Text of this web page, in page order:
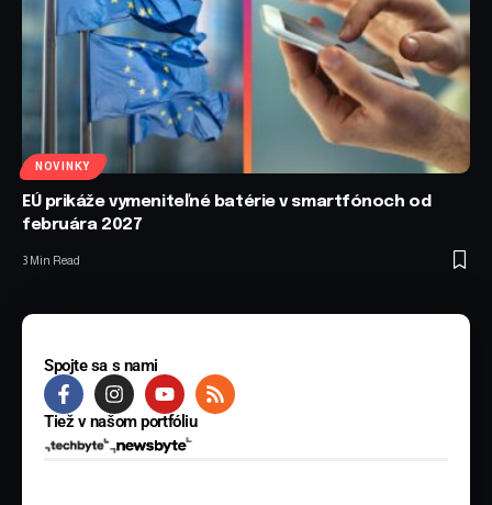
NOVINKY
EÚ prikáže vymeniteľné batérie v smartfónoch od
februára 2027
3 Min Read
Spojte sa s nami
Tiež v našom portfóliu